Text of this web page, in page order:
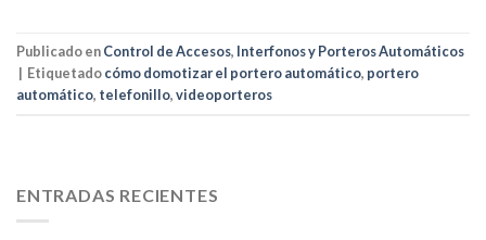
Publicado enControl de Accesos, Interfonos y Porteros Automáticos
| Etiquetadocómo domotizar el portero automático, portero
automático, telefonillo,videoporteros
ENTRADAS RECIENTES